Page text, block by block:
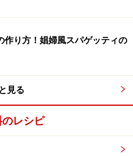
作り方！娼婦風スパゲッティの
見る
レシピ